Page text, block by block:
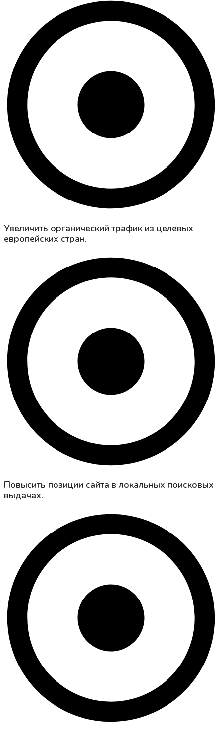
Увеличить органический трафик из целевых
европейских стран.
Повысить позиции сайта в локальных поисковых
выдачах.